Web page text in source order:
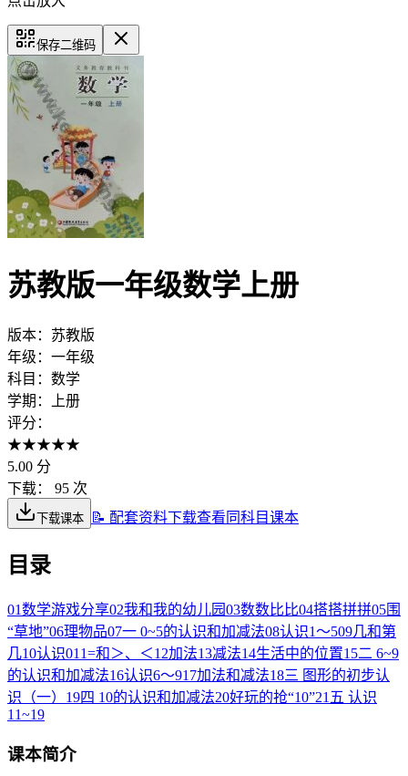
保存二维码
苏教版一年级数学上册
版本： 苏教版
年级： 一年级
科目： 数学
学期：
上册
评分：
★★★★★
5.00 分
下载：
95 次
下载课本 📝 配套资料下载查看同科目课本
目录
01数学游戏分享02我和我的幼儿园03数数比比04搭搭拼拼05围
“草地”06理物品07一 0~5的认识和加减法08认识1～509几和第
几10认识011=和＞、＜12加法13减法14生活中的位置15二 6~9
的认识和加减法16认识6～917加法和减法18三 图形的初步认
识（一） 19四 10的认识和加减法20好玩的抢“10”21 五 认识
11~19
课本简介